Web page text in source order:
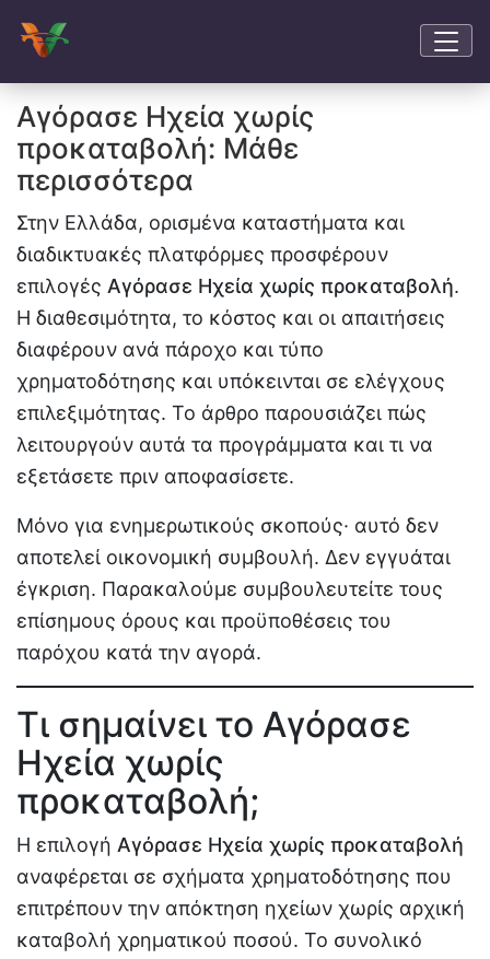
Αγόρασε Ηχεία χωρίς
προκαταβολή: Μάθε
περισσότερα
Στην Ελλάδα, ορισμένα καταστήματα και
διαδικτυακές πλατφόρμες προσφέρουν
επιλογές Αγόρασε Ηχεία χωρίς προκαταβολή.
Η διαθεσιμότητα, το κόστος και οι απαιτήσεις
διαφέρουν ανά πάροχο και τύπο
χρηματοδότησης και υπόκεινται σε ελέγχους
επιλεξιμότητας. Το άρθρο παρουσιάζει πώς
λειτουργούν αυτά τα προγράμματα και τι να
εξετάσετε πριν αποφασίσετε.
Μόνο για ενημερωτικούς σκοπούς· αυτό δεν
αποτελεί οικονομική συμβουλή. Δεν εγγυάται
έγκριση. Παρακαλούμε συμβουλευτείτε τους
επίσημους όρους και προϋποθέσεις του
παρόχου κατά την αγορά.
Τι σημαίνει το Αγόρασε
Ηχεία χωρίς
προκαταβολή;
Η επιλογή Αγόρασε Ηχεία χωρίς προκαταβολή
αναφέρεται σε σχήματα χρηματοδότησης που
επιτρέπουν την απόκτηση ηχείων χωρίς αρχική
καταβολή χρηματικού ποσού. Το συνολικό